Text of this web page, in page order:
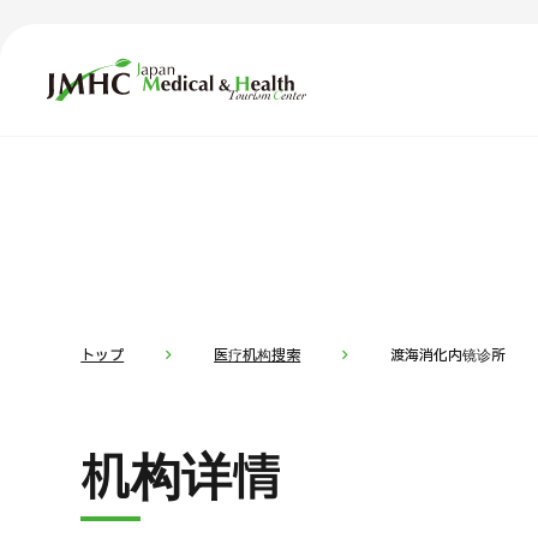
日本医疗健康雅旅中心（JMHC）
就诊流程
医疗项目检索
按部位・疾病搜索
トップ 医疗机构搜索 渡海消化内镜诊所
机构详情